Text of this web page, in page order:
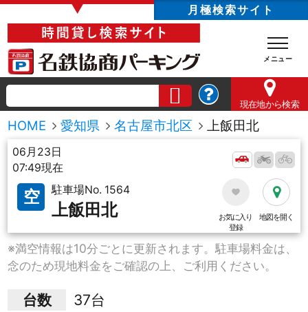
▼ 月極検索サイト
現在地から検索
HOME 愛知県 名古屋市北区 上飯田北
06月23日
07:49現在
空 駐車場No. 1564
上飯田北
お気に入り
登録
地図を開く
※満空情報は10分ごとに更新されます。駐車場料金は、
念のため現地料金をご確認の上、ご利用ください。
台数
37台